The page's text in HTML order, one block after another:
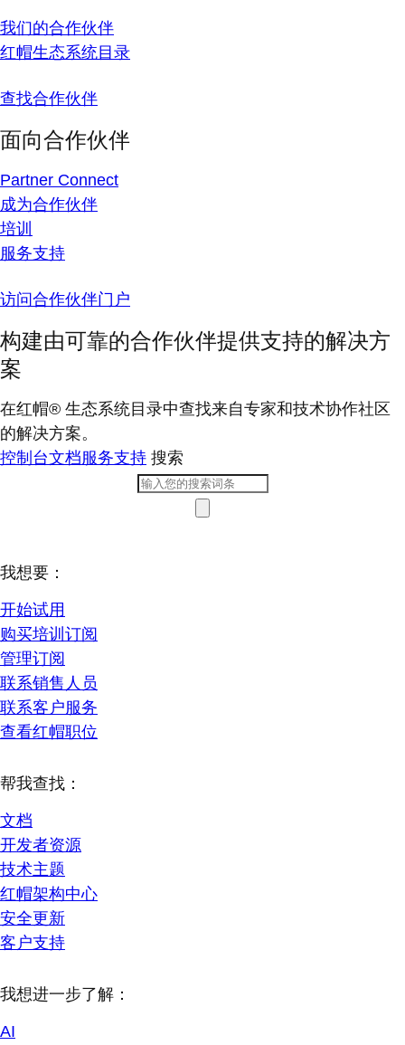
我们的合作伙伴
红帽生态系统目录
查找合作伙伴
面向合作伙伴
Partner Connect
成为合作伙伴
培训
服务支持
访问合作伙伴门户
构建由可靠的合作伙伴提供支持的解决方
案
在红帽® 生态系统目录中查找来自专家和技术协作社区
的解决方案。
控制台文档服务支持 搜索
我想要：
开始试用
购买培训订阅
管理订阅
联系销售人员
联系客户服务
查看红帽职位
帮我查找：
文档
开发者资源
技术主题
红帽架构中心
安全更新
客户支持
我想进一步了解：
AI